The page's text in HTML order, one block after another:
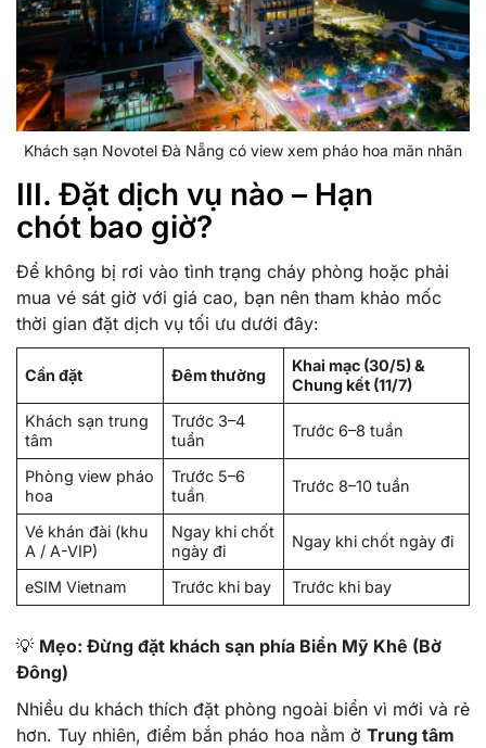
Khách sạn Novotel Đà Nẵng có view xem pháo hoa mãn nhãn
III. Đặt dịch vụ nào – Hạn
chót bao giờ?
Để không bị rơi vào tình trạng cháy phòng hoặc phải
mua vé sát giờ với giá cao, bạn nên tham khảo mốc
thời gian đặt dịch vụ tối ưu dưới đây:
Cần đặt Đêm thường
Khai mạc (30/5) &
Chung kết (11/7)
Khách sạn trung
tâm
Trước 3–4
tuần
Trước 6–8 tuần
Phòng view pháo
hoa
Trước 5–6
tuần
Trước 8–10 tuần
Vé khán đài (khu
A / A-VIP)
Ngay khi chốt
ngày đi
Ngay khi chốt ngày đi
eSIM Vietnam Trước khi bay Trước khi bay
💡 Mẹo: Đừng đặt khách sạn phía Biển Mỹ Khê (Bờ
Đông)
Nhiều du khách thích đặt phòng ngoài biển vì mới và rẻ
hơn. Tuy nhiên, điểm bắn pháo hoa nằm ở Trung tâm